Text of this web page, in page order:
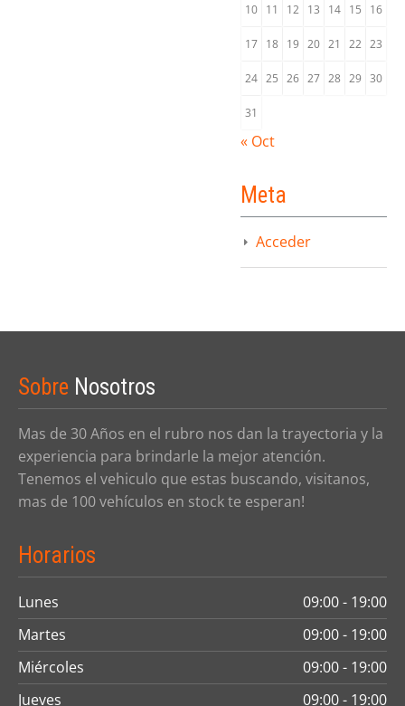
10 11 12 13 14 15 16
17 18 19 20 21 22 23
24 25 26 27 28 29 30
31
« Oct
Meta
Acceder
Sobre Nosotros
Mas de 30 Años en el rubro nos dan la trayectoria y la
experiencia para brindarle la mejor atención.
Tenemos el vehiculo que estas buscando, visitanos,
mas de 100 vehículos en stock te esperan!
Horarios
Lunes
09:00 - 19:00
Martes
09:00 - 19:00
Miércoles
09:00 - 19:00
Jueves
09:00 - 19:00